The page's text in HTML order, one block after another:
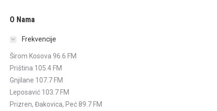
O Nama
Frekvencije
Širom Kosova 96.6 FM
Priština 105.4 FM
Gnjilane 107.7 FM
Leposavić 103.7 FM
Prizren, Đakovica, Peć 89.7 FM